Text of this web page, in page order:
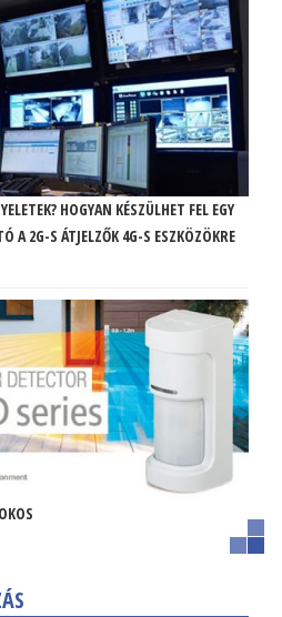
HOGYAN KÉSZÜLHET FEL EGY
A 2G-S ÁTJELZŐK 4G-S ESZKÖZÖKRE